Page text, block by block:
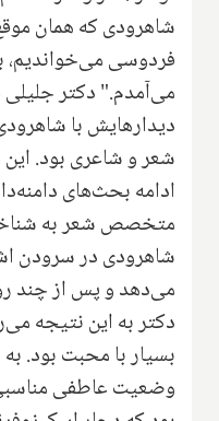
شاهرودی که همان
فردوسی
می‌آمدم." دکتر
دیدارهایش با
شعر و شاعری بود. این
ادامه بحث‌های
متخصص شعر به
شاهرودی در سرودن
می‌دهد و پس از چند
دکتر به این نتیجه
بسیار با محبت بود.
وضعیت عاطفی